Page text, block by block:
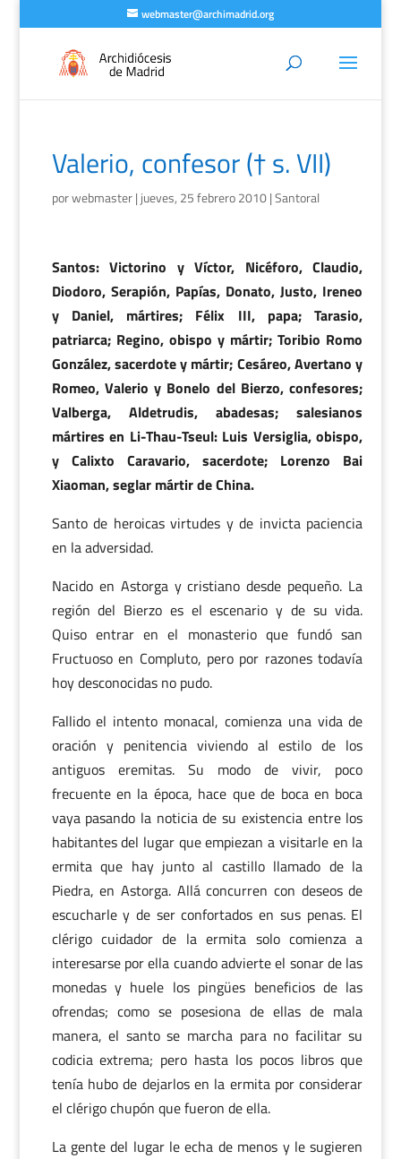
webmaster@archimadrid.org
Valerio, confesor († s. VII)
porwebmaster| jueves, 25 febrero 2010|Santoral
Santos: Victorino y Víctor, Nicéforo, Claudio,
Diodoro, Serapión, Papías, Donato, Justo, Ireneo
y Daniel, mártires; Félix III, papa; Tarasio,
patriarca; Regino, obispo y mártir; Toribio Romo
González, sacerdote y mártir; Cesáreo, Avertano y
Romeo, Valerio y Bonelo del Bierzo, confesores;
Valberga, Aldetrudis, abadesas; salesianos
mártires en Li-Thau-Tseul: Luis Versiglia, obispo,
y Calixto Caravario, sacerdote; Lorenzo Bai
Xiaoman, seglar mártir de China.
Santo de heroicas virtudes y de invicta paciencia
en la adversidad.
Nacido en Astorga y cristiano desde pequeño. La
región del Bierzo es el escenario y de su vida.
Quiso entrar en el monasterio que fundó san
Fructuoso en Compluto, pero por razones todavía
hoy desconocidas no pudo.
Fallido el intento monacal, comienza una vida de
oración y penitencia viviendo al estilo de los
antiguos eremitas. Su modo de vivir, poco
frecuente en la época, hace que de boca en boca
vaya pasando la noticia de su existencia entre los
habitantes del lugar que empiezan a visitarle en la
ermita que hay junto al castillo llamado de la
Piedra, en Astorga. Allá concurren con deseos de
escucharle y de ser confortados en sus penas. El
clérigo cuidador de la ermita solo comienza a
interesarse por ella cuando advierte el sonar de las
monedas y huele los pingües beneficios de las
ofrendas; como se posesiona de ellas de mala
manera, el santo se marcha para no facilitar su
codicia extrema; pero hasta los pocos libros que
tenía hubo de dejarlos en la ermita por considerar
el clérigo chupón que fueron de ella.
La gente del lugar le echa de menos y le sugieren